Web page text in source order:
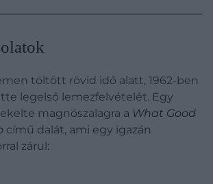
töltött rövid idő alatt, 1962-ben
legelső lemezfelvételét. Egy
magnószalagra a What Good
című dalát, ami egy igazán
zárul: